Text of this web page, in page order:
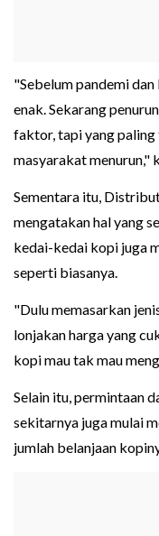
"Sebelum pandemi
enak. Sekarang
faktor, tapi yang paling
masyarakat menurun,"
Sementara itu,
mengatakan hal yang
kedai-kedai kopi juga
seperti biasanya.
"Dulu memasarkan
lonjakan harga yang
kopi mau tak mau
Selain itu, permintaan
sekitarnya juga mulai
jumlah belanjaan